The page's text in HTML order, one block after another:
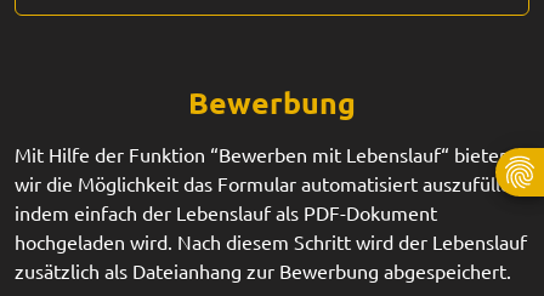
Bewerbung
Mit Hilfe der Funktion “Bewerben mit Lebenslauf“ bieten
wir die Möglichkeit das Formular automatisiert auszufüllen,
indem einfach der Lebenslauf als PDF-Dokument
hochgeladen wird. Nach diesem Schritt wird der Lebenslauf
zusätzlich als Dateianhang zur Bewerbung abgespeichert.